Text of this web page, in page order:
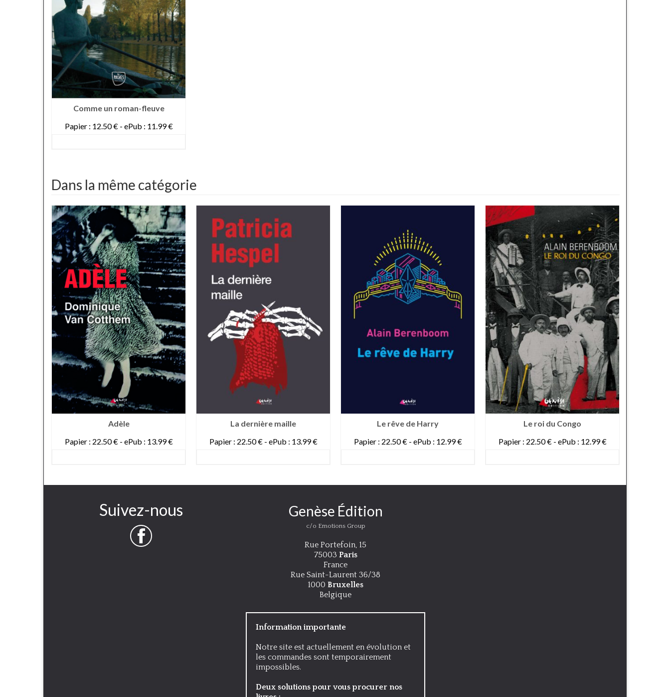
Comme un roman-fleuve
Papier : 12.50 € - ePub : 11.99 €
Dans la même catégorie
Adèle
Papier : 22.50 € - ePub : 13.99 €
La dernière maille
Papier : 22.50 € - ePub : 13.99 €
Le rêve de Harry
Papier : 22.50 € - ePub : 12.99 €
Le roi du Congo
Papier : 22.50 € - ePub : 12.99 €
Suivez-nous Genèse Édition
c/o Emotions Group
Rue Portefoin, 15
75003 Paris
France
Rue Saint-Laurent 36/38
1000 Bruxelles
Belgique
Information importante
Notre site est actuellement en évolution et
les commandes sont temporairement
impossibles.
Deux solutions pour vous procurer nos